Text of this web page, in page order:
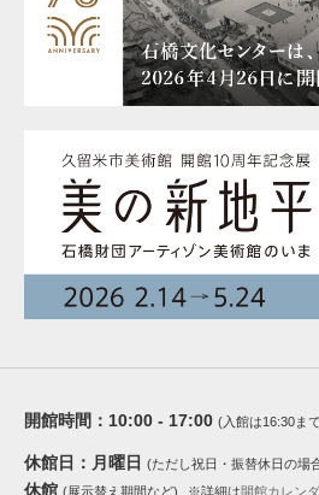
開館時間： 10:00 - 17:00 (入館は16:30ま
休館日： 月曜日 (ただし祝日・振替休日の場
休館 (展示替え期間など) ※詳細は開館カレン